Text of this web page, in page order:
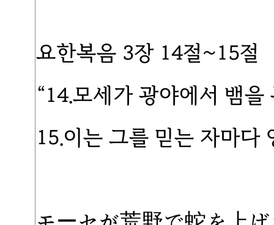
요한복음 3장 14절~15절
“14.모세가 광야에서 뱀
15.이는 그를 믿는 자마다